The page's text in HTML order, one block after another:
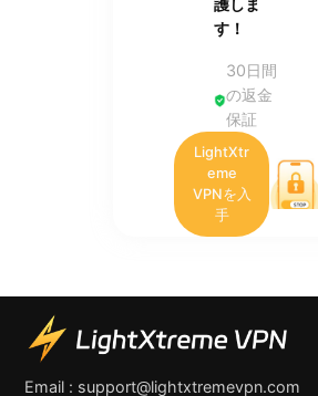
す！
30日間
の返金
保証
LightXtr
eme
VPNを入
手
Email : support@lightxtremevpn.com